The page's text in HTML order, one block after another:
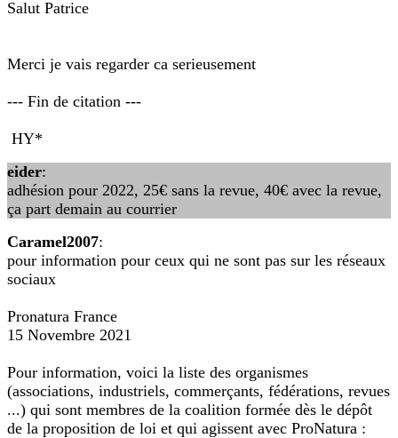
Salut Patrice
Merci je vais regarder ca serieusement
--- Fin de citation ---
HY*
eider:
adhésion pour 2022, 25€ sans la revue, 40€ avec la revue,
ça part demain au courrier
Caramel2007:
pour information pour ceux qui ne sont pas sur les réseaux
sociaux
Pronatura France
15 Novembre 2021
Pour information, voici la liste des organismes
(associations, industriels, commerçants, fédérations, revues
...) qui sont membres de la coalition formée dès le dépôt
de la proposition de loi et qui agissent avec ProNatura :